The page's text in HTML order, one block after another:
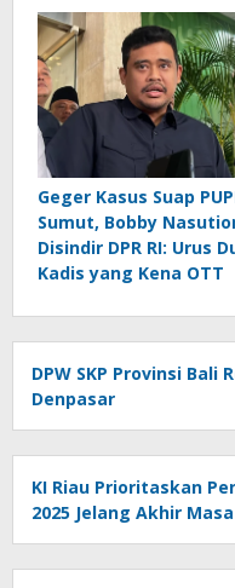
Geger Kasus Suap
Sumut, Bobby
Disindir DPR RI: Urus
Kadis yang Kena OTT
DPW SKP Provinsi
Denpasar
KI Riau Prioritaskan
2025 Jelang Akhir